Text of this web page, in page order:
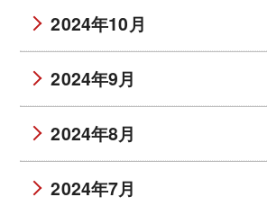
2024年10月
2024年9月
2024年8月
2024年7月